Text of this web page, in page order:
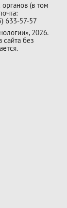
(в том
633-57-57
2026.
без